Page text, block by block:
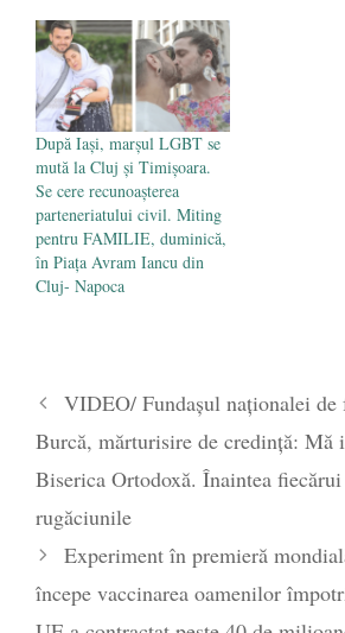
După Iași, marșul LGBT se
mută la Cluj și Timișoara.
Se cere recunoașterea
parteneriatului civil. Miting
pentru FAMILIE, duminică,
în Piața Avram Iancu din
Cluj- Napoca
VIDEO/ Fundașul naționalei
Burcă, mărturisire de credință: Mă
Biserica Ortodoxă. Înaintea
rugăciunile
Experiment în premieră
începe vaccinarea oamenilor